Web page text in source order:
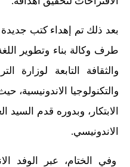
بعد ذلك تم إهداء كتب جديدة
والثقافة التابعة لوزارة
والتكنولوجيا الاندونيسية،
الابتكار، وبدوره قدم السيد
الاندونيسي.
وفي الختام، عبر الوفد